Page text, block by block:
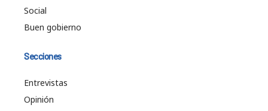
Social
Buen gobierno
Secciones
Entrevistas
Opinión